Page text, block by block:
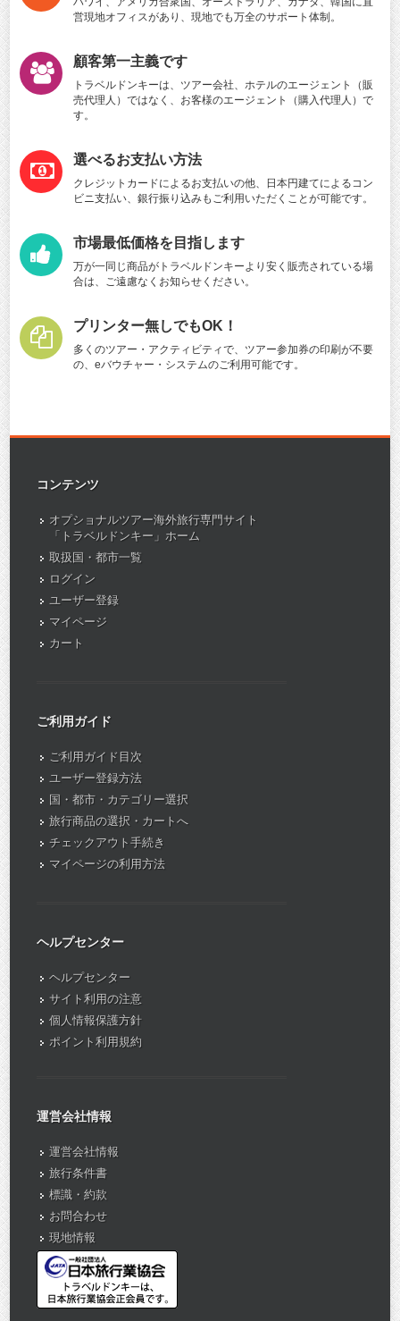
営現地オフィスがあり、現地でも万全のサポート体制。
顧客第一主義です
トラベルドンキーは、ツアー会社、ホテルのエージェント（販
売代理人）ではなく、お客様のエージェント（購入代理人）で
す。
選べるお支払い方法
クレジットカードによるお支払いの他、日本円建てによるコン
ビニ支払い、銀行振り込みもご利用いただくことが可能です。
市場最低価格を目指します
万が一同じ商品がトラベルドンキーより安く販売されている場
合は、ご遠慮なくお知らせください。
プリンター無しでもOK！
多くのツアー・アクティビティで、ツアー参加券の印刷が不要
の、eバウチャー・システムのご利用可能です。
コンテンツ
オプショナルツアー海外旅行専門サイト
「トラベルドンキー」ホーム
取扱国・都市一覧
ログイン
ユーザー登録
マイページ
カート
ご利用ガイド
ご利用ガイド目次
ユーザー登録方法
国・都市・カテゴリー選択
旅行商品の選択・カートへ
チェックアウト手続き
マイページの利用方法
ヘルプセンター
ヘルプセンター
サイト利用の注意
個人情報保護方針
ポイント利用規約
運営会社情報
運営会社情報
旅行条件書
標識・約款
お問合わせ
現地情報